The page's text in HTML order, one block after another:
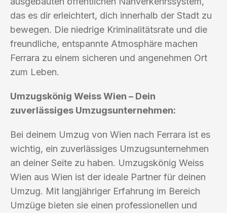
das es dir erleichtert, dich innerhalb der Stadt zu
bewegen. Die niedrige Kriminalitätsrate und die
freundliche, entspannte Atmosphäre machen
Ferrara zu einem sicheren und angenehmen Ort
zum Leben.
Umzugskönig Weiss Wien – Dein
zuverlässiges Umzugsunternehmen:
Bei deinem Umzug von Wien nach Ferrara ist es
wichtig, ein zuverlässiges Umzugsunternehmen
an deiner Seite zu haben. Umzugskönig Weiss
Wien aus Wien ist der ideale Partner für deinen
Umzug. Mit langjähriger Erfahrung im Bereich
Umzüge bieten sie einen professionellen und